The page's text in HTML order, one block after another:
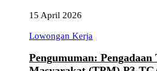
15 April 2026
Lowongan Kerja
Pengumuman: Pengadaan